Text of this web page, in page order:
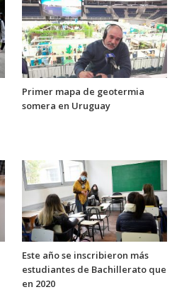
Primer mapa de geotermia
somera en Uruguay
Este año se inscribieron más
estudiantes de Bachillerato que
en 2020